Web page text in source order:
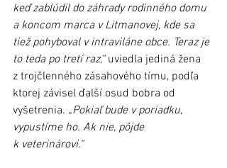
keď zablúdil do záhrady rodinného domu
a koncom marca v Litmanovej, kde sa
tiež pohyboval v intraviláne obce. Teraz je
to teda po tretí raz,“ uviedla jediná žena
z trojčlenného zásahového tímu, podľa
ktorej závisel ďalší osud bobra od
vyšetrenia. „Pokiaľ bude v poriadku,
vypustíme ho. Ak nie, pôjde
k veterinárovi.“